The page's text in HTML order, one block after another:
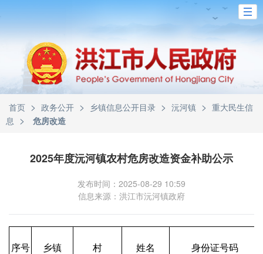
首页 > 政务公开 > 乡镇信息公开目录 > 沅河镇 > 重大民生信
息 > 危房改造
2025年度沅河镇农村危房改造资金补助公示
发布时间：2025-08-29 10:59
信息来源：洪江市沅河镇政府
序号 乡镇 村 姓名 身份证号码